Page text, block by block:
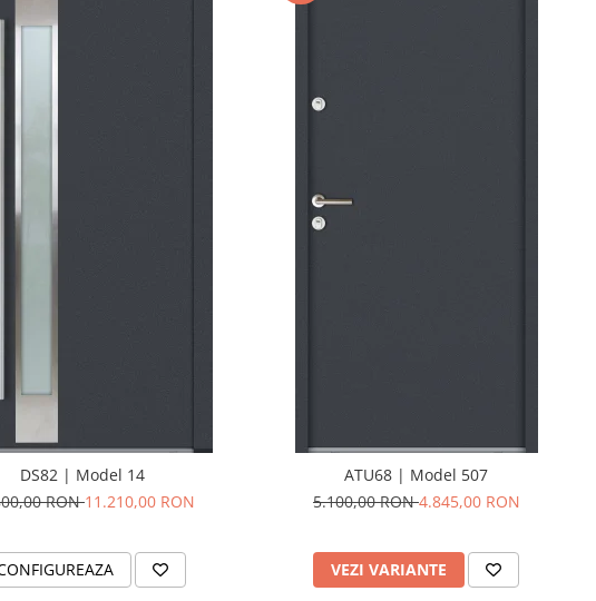
DS82 | Model 14
RON11.210,00 RON
ATU68 | Model 507
5.100,00 RON4.845,00 RON
VEZI VARIANTE